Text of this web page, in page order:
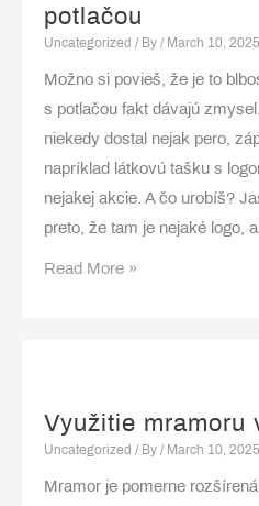
potlačou
Uncategorized / By / March 10, 2025
Možno si povieš, že je to
s potlačou fakt dávajú
niekedy dostal nejak pero,
napríklad látkovú tašku s
nejakej akcie. A čo urobíš?
preto, že tam je nejaké logo,
Praktické
Read More »
Využitie mramoru
Uncategorized / By / March 10, 2025
Mramor je pomerne